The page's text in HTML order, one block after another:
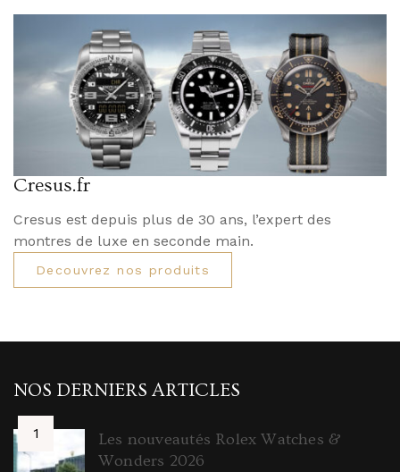
Cresus.fr
Cresus est depuis plus de 30 ans, l’expert des
montres de luxe en seconde main.
Decouvrez nos produits
NOS DERNIERS ARTICLES
Les nouveautés Rolex Watches &
Wonders 2026